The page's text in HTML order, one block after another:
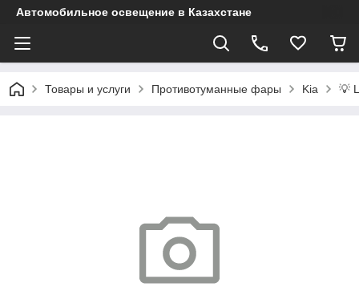
Автомобильное освещение в Казахстане
Товары и услуги Противотуманные фары Kia 💡